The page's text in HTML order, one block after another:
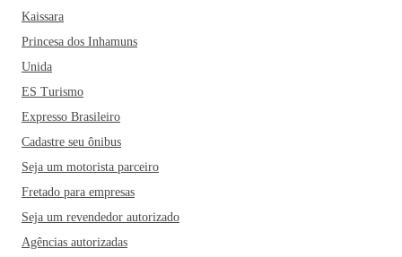
Kaissara
Princesa dos Inhamuns
Unida
ES Turismo
Expresso Brasileiro
Cadastre seu ônibus
Seja um motorista parceiro
Fretado para empresas
Seja um revendedor autorizado
Agências autorizadas